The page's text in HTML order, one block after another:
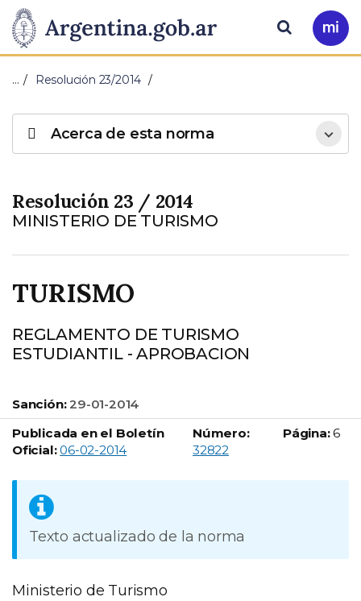
Presidencia
de
Nación
Pasar al contenido principal
Ir
a
Buscar
… Resolución 23/2014
Resolución 23 / 2014
MINISTERIO DE TURISMO
TURISMO
REGLAMENTO DE TURISMO
ESTUDIANTIL - APROBACION
Sanción: 29-01-2014
Publicada en el Boletín
Oficial: 06-02-2014
Número:
Boletín Oficial número:
32822
Página: 6
Texto actualizado de la norma
Ministerio de Turismo
Acerca de esta norma